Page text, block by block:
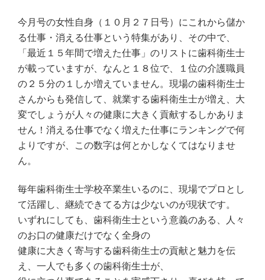
今月号の女性自身（１０月２７日号）にこれから儲か
る仕事・消える仕事という特集があり、その中で、
「最近１５年間で増えた仕事」のリストに歯科衛生士
が載っていますが、なんと１８位で、１位の介護職員
の２５分の１しか増えていません。現場の歯科衛生士
さんからも発信して、就業する歯科衛生士が増え、大
変でしょうが人々の健康に大きく貢献するしかありま
せん！消える仕事でなく増えた仕事にランキングで何
よりですが、この数字は何とかしなくてはなりませ
ん。
毎年歯科衛生士学校卒業生いるのに、現場でプロとし
て活躍し、継続できてる方は少ないのが現状です。
いずれにしても、歯科衛生士という意義のある、人々
のお口の健康だけでなく全身の
健康に大きく寄与する歯科衛生士の貢献と魅力を伝
え、一人でも多くの歯科衛生士が、